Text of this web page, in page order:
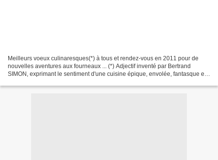
Meilleurs voeux culinaresques(*) à tous et rendez-vous en 2011 pour de
nouvelles aventures aux fourneaux ... (*) Adjectif inventé par Bertrand
SIMON, exprimant le sentiment d'une cuisine épique, envolée, fantasque et